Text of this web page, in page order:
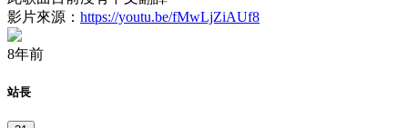
影片來源： https://youtu.be/fMwLjZiAUf8
8年前
站長